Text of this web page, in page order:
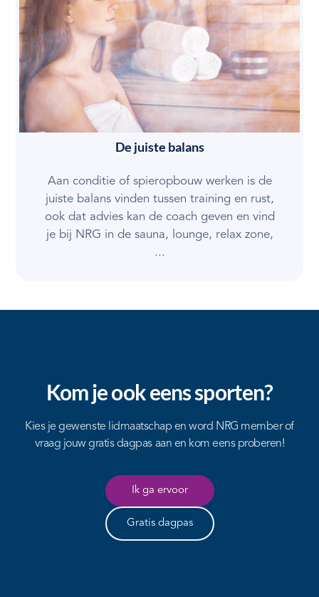
De juiste balans
Aan conditie of spieropbouw werken is de
juiste balans vinden tussen training en rust,
ook dat advies kan de coach geven en vind
je bij NRG in de sauna, lounge, relax zone,
...
Kom je ook eens sporten?
Kies je gewenste lidmaatschap en word NRG member of
vraag jouw gratis dagpas aan en kom eens proberen!
Ik ga ervoor
Gratis dagpas